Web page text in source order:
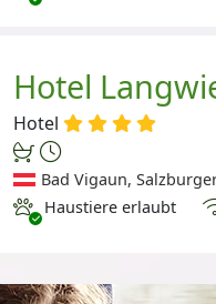
Hotel
Hotel
Bad Vigaun,
Haustiere erlaubt
Haustiere erlaubt